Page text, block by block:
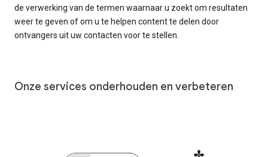
de verwerking van de termen waarnaar u zoekt om resultaten
weer te geven of om u te helpen content te delen door
ontvangers uit uw contacten voor te stellen.
Onze services onderhouden en verbeteren